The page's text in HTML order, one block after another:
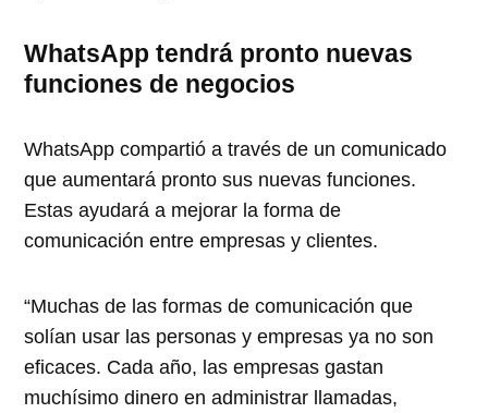
WhatsApp tendrá pronto nuevas
funciones de negocios
WhatsApp compartió a través de un comunicado
que aumentará pronto sus nuevas funciones.
Estas ayudará a mejorar la forma de
comunicación entre empresas y clientes.
“Muchas de las formas de comunicación que
solían usar las personas y empresas ya no son
eficaces. Cada año, las empresas gastan
muchísimo dinero en administrar llamadas,